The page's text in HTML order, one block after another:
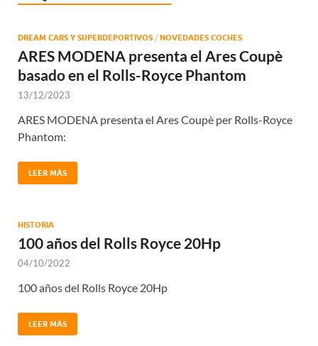
DREAM CARS Y SUPERDEPORTIVOS / NOVEDADES COCHES
ARES MODENA presenta el Ares Coupè
basado en el Rolls-Royce Phantom
13/12/2023
ARES MODENA presenta el Ares Coupè per Rolls-Royce
Phantom:
LEER MÁS
HISTORIA
100 años del Rolls Royce 20Hp
04/10/2022
100 años del Rolls Royce 20Hp
LEER MÁS